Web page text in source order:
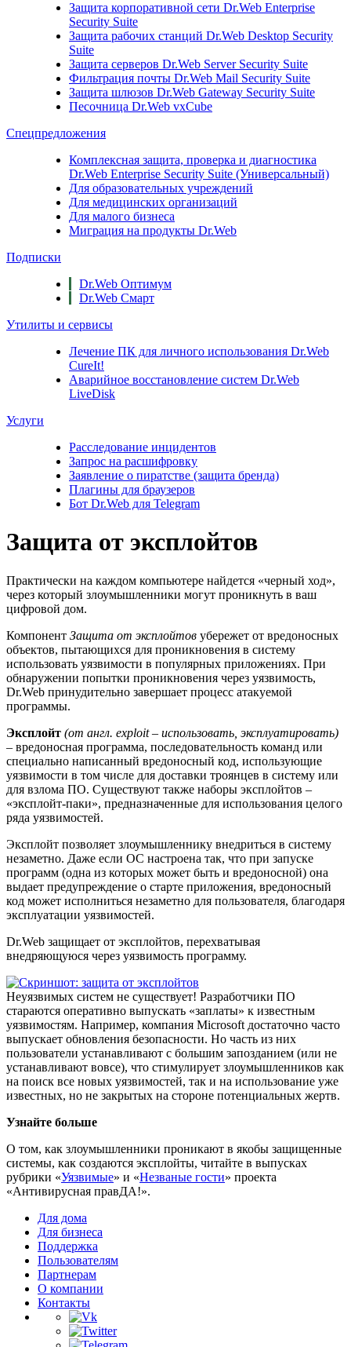
Защита корпоративной сети Dr.Web Enterprise
Security Suite
Защита рабочих станций Dr.Web Desktop Security
Suite
Защита серверов Dr.Web Server Security Suite
Фильтрация почты Dr.Web Mail Security Suite
Защита шлюзов Dr.Web Gateway Security Suite
Песочница Dr.Web vxCube
Спецпредложения
Комплексная защита, проверка и диагностика
Dr.Web Enterprise Security Suite (Универсальный)
Для образовательных учреждений
Для медицинских организаций
Для малого бизнеса
Миграция на продукты Dr.Web
Подписки
Dr.Web Оптимум
Dr.Web Смарт
Утилиты и сервисы
Лечение ПК для личного использования Dr.Web
CureIt!
Аварийное восстановление систем Dr.Web
LiveDisk
Услуги
Расследование инцидентов
Запрос на расшифровку
Заявление о пиратстве (защита бренда)
Плагины для браузеров
Бот Dr.Web для Telegram
Защита от эксплойтов
Практически на каждом компьютере найдется «черный ход»,
через который злоумышленники могут проникнуть в ваш
цифровой дом.
Компонент Защита от эксплойтов убережет от вредоносных
объектов, пытающихся для проникновения в систему
использовать уязвимости в популярных приложениях. При
обнаружении попытки проникновения через уязвимость,
Dr.Web принудительно завершает процесс атакуемой
программы.
Эксплойт (от англ. exploit – использовать, эксплуатировать)
– вредоносная программа, последовательность команд или
специально написанный вредоносный код, использующие
уязвимости в том числе для доставки троянцев в систему или
для взлома ПО. Существуют также наборы эксплойтов –
«эксплойт-паки», предназначенные для использования целого
ряда уязвимостей.
Эксплойт позволяет злоумышленнику внедриться в систему
незаметно. Даже если ОС настроена так, что при запуске
программ (одна из которых может быть и вредоносной) она
выдает предупреждение о старте приложения, вредоносный
код может исполниться незаметно для пользователя, благодаря
эксплуатации уязвимостей.
Dr.Web защищает от эксплойтов, перехватывая
внедряющуюся через уязвимость программу.
Неуязвимых систем не существует! Разработчики ПО
стараются оперативно выпускать «заплаты» к известным
уязвимостям. Например, компания Microsoft достаточно часто
выпускает обновления безопасности. Но часть из них
пользователи устанавливают с большим запозданием (или не
устанавливают вовсе), что стимулирует злоумышленников как
на поиск все новых уязвимостей, так и на использование уже
известных, но не закрытых на стороне потенциальных жертв.
Узнайте больше
О том, как злоумышленники проникают в якобы защищенные
системы, как создаются эксплойты, читайте в выпусках
рубрики «Уязвимые» и «Незваные гости» проекта
«Антивирусная правДА!».
Для дома
Для бизнеса
Поддержка
Пользователям
Партнерам
О компании
Контакты